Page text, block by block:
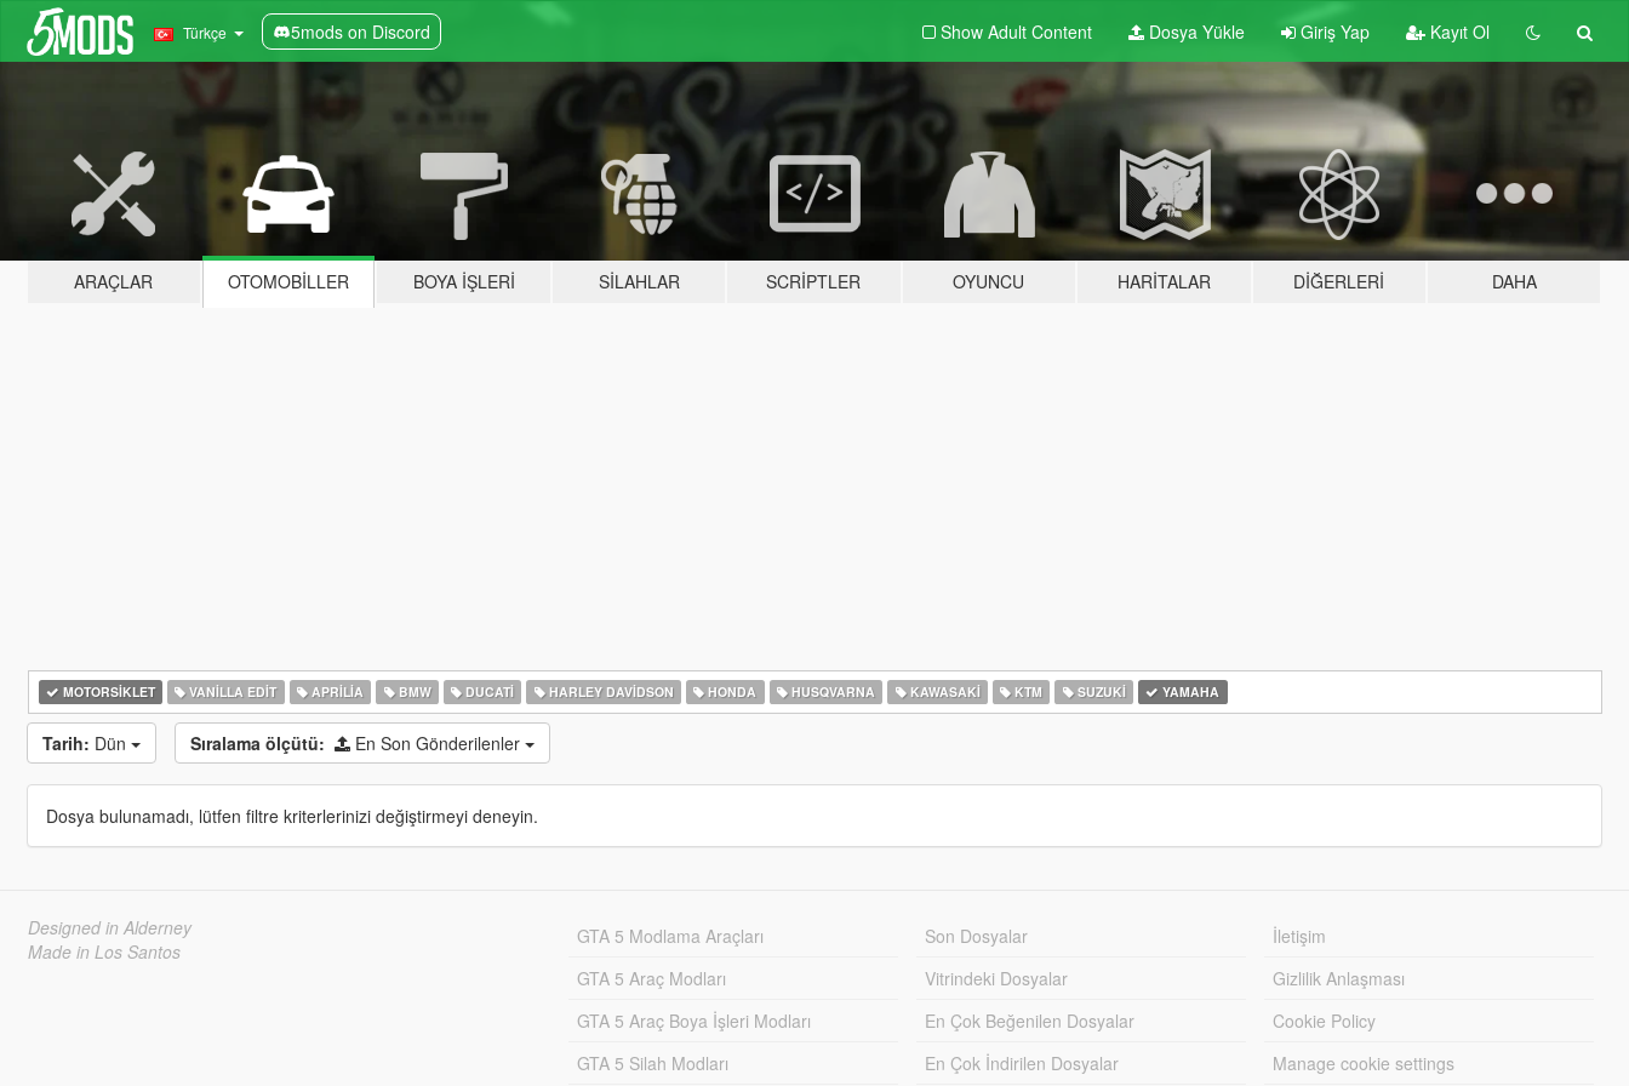
Türkçe 5mods on Discord Show Adult Content Dosya Yükle Giriş Yap Kayıt Ol
ARAÇLAR OTOMOBILLER BOYA İŞLERI SILAHLAR SCRIPTLER OYUNCU HARITALAR DIĞERLERI DAHA
MOTORSIKLET VANILLA EDIT APRILIA BMW DUCATI HARLEY DAVIDSON HONDA HUSQVARNA KAWASAKI KTM SUZUKI YAMAHA
Tarih: Dün Sıralama ölçütü: En Son Gönderilenler
Dosya bulunamadı, lütfen filtre kriterlerinizi değiştirmeyi deneyin.
Designed in Alderney
Made in Los Santos
GTA 5 Modlama Araçları
GTA 5 Araç Modları
GTA 5 Araç Boya İşleri Modları
GTA 5 Silah Modları
Son Dosyalar
Vitrindeki Dosyalar
En Çok Beğenilen Dosyalar
En Çok İndirilen Dosyalar
İletişim
Gizlilik Anlaşması
Cookie Policy
Manage cookie settings